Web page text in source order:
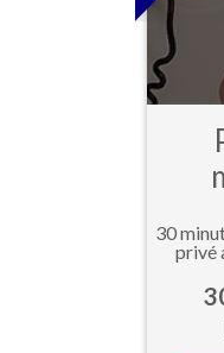
30
privé